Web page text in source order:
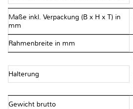
Maße inkl. Verpackung (B x H x T) in
mm
Rahmenbreite in mm
Halterung
Gewicht brutto